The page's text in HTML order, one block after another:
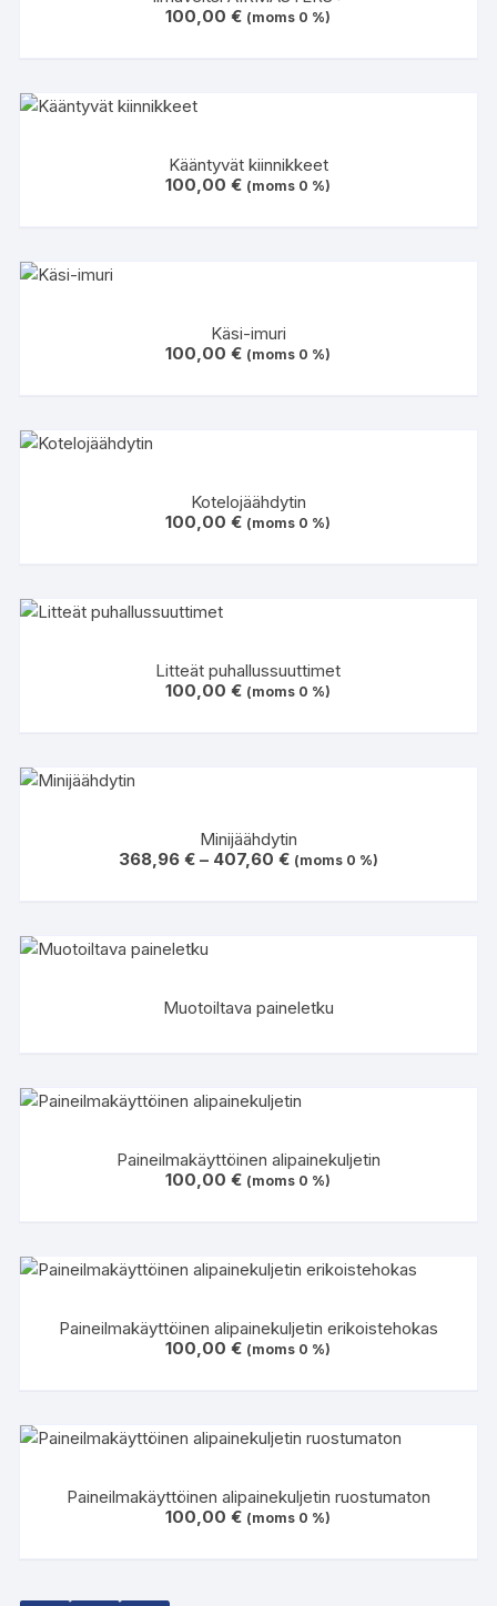
100,00€ (moms 0 %)
Kääntyvät kiinnikkeet
100,00€ (moms 0 %)
Käsi-imuri
100,00€ (moms 0 %)
Kotelojäähdytin
100,00€ (moms 0 %)
Litteät puhallussuuttimet
100,00€ (moms 0 %)
Minijäähdytin
368,96 € – 407,60 €Hintaluokka:
368,96 €
(moms 0 %)
Muotoiltava paineletku
Paineilmakäyttöinen alipainekuljetin
100,00€ (moms 0 %)
Paineilmakäyttöinen alipainekuljetin erikoistehokas
100,00€ (moms 0 %)
Paineilmakäyttöinen alipainekuljetin ruostumaton
100,00€ (moms 0 %)